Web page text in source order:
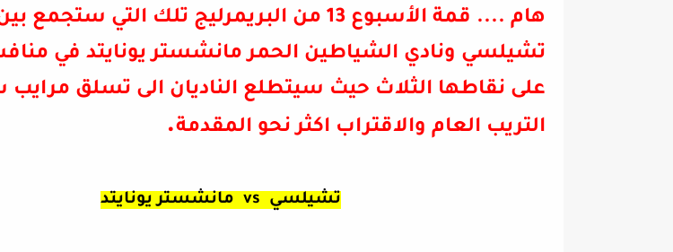
هام .... قمة الأسبوع 13 من البريمرليج تلك التي ستجمع
تشيلسي ونادي الشياطين الحمر مانشستر يونايتد في
على نقاطها الثلاث حيث سيتطلع الناديان الى تسلق مرايب
التريب العام والاقتراب اكثر نحو المقدمة.
تشيلسي